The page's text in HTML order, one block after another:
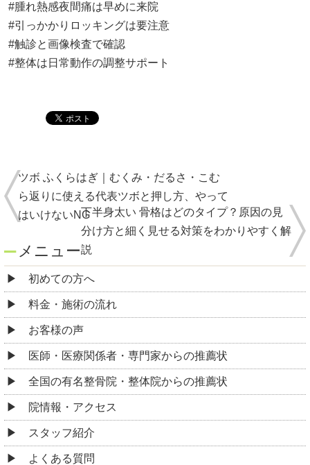
#腫れ熱感夜間痛は早めに来院
#引っかかりロッキングは要注意
#触診と画像検査で確認
#整体は日常動作の調整サポート
ツボ ふくらはぎ｜むくみ・だるさ・こむ
ら返りに使える代表ツボと押し方、やって
はいけないNG下半身太い 骨格はどのタイプ？原因の見
分け方と細く見せる対策をわかりやすく解
説
メニュー
初めての方へ
料金・施術の流れ
お客様の声
医師・医療関係者・専門家からの推薦状
全国の有名整骨院・整体院からの推薦状
院情報・アクセス
スタッフ紹介
よくある質問